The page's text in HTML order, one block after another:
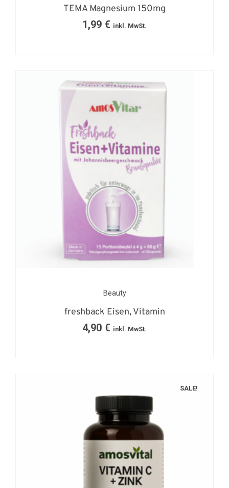
TEMA Magnesium 150mg
1,99 € inkl. MwSt.
Beauty
freshback Eisen, Vitamin
4,90 € inkl. MwSt.
SALE!